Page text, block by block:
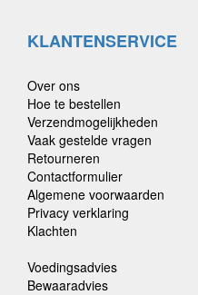
KLANTENSERVICE
Over ons
Hoe te bestellen
Verzendmogelijkheden
Vaak gestelde vragen
Retourneren
Contactformulier
Algemene voorwaarden
Privacy verklaring
Klachten
Voedingsadvies
Bewaaradvies